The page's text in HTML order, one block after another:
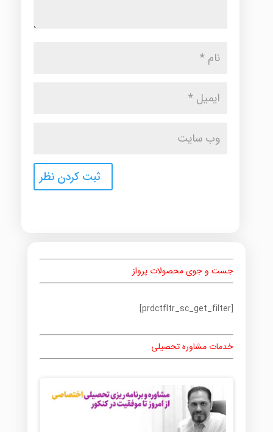
جست و جوی محصولات پرواز
[prdctfltr_sc_get_filter]
خدمات مشاوره تحصیلی